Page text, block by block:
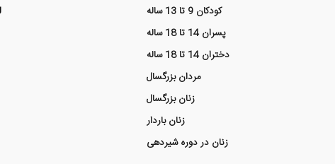
کودکان 9 تا 13 ساله
پسران 14 تا 18 ساله
دختران 14 تا 18 ساله
مردان بزرگسال
زنان بزرگسال
زنان باردار
زنان در دوره شیردهی